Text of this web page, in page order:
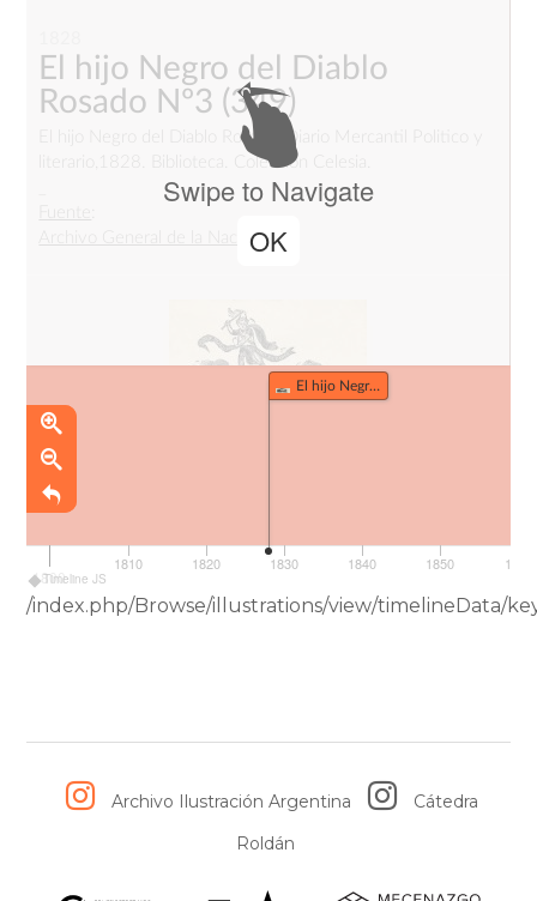
El hijo Negro del Diablo
Rosado Nº3 (349)
El hijo Negro del Diablo Rosado, Diario Mercantil Politico y
literario,1828. Biblioteca. Colección Celesia.
Archivo General de la Nación
Swipe to Navigate
OK
Timeline JS
El hijo Negro del Diablo Rosado Nº3 (349)
1800
1810 1820 1830 1840 1850 1860
/index.php/Browse/illustrations/view/timelineData/
Archivo Ilustración Argentina
Cátedra
Roldán